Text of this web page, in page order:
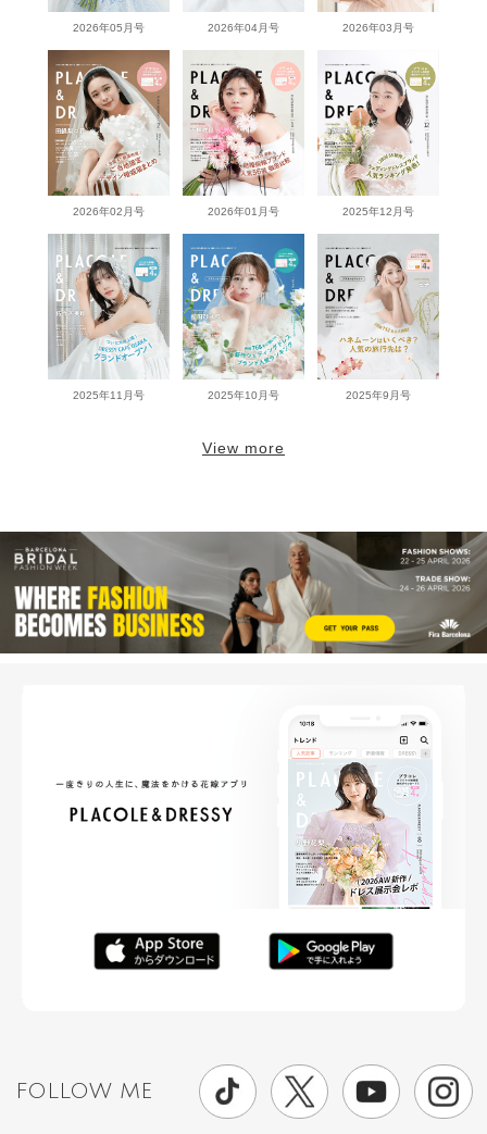
2026年05月号 2026年04月号 2026年03月号
2026年02月号 2026年01月号 2025年12月号
2025年11月号 2025年10月号 2025年9月号
View more
FOLLOW ME